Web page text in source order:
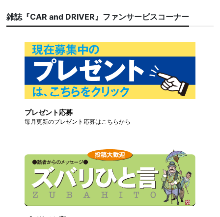
雑誌『CAR and DRIVER』ファンサービスコーナー
プレゼント応募
毎月更新のプレゼント応募はこちらから